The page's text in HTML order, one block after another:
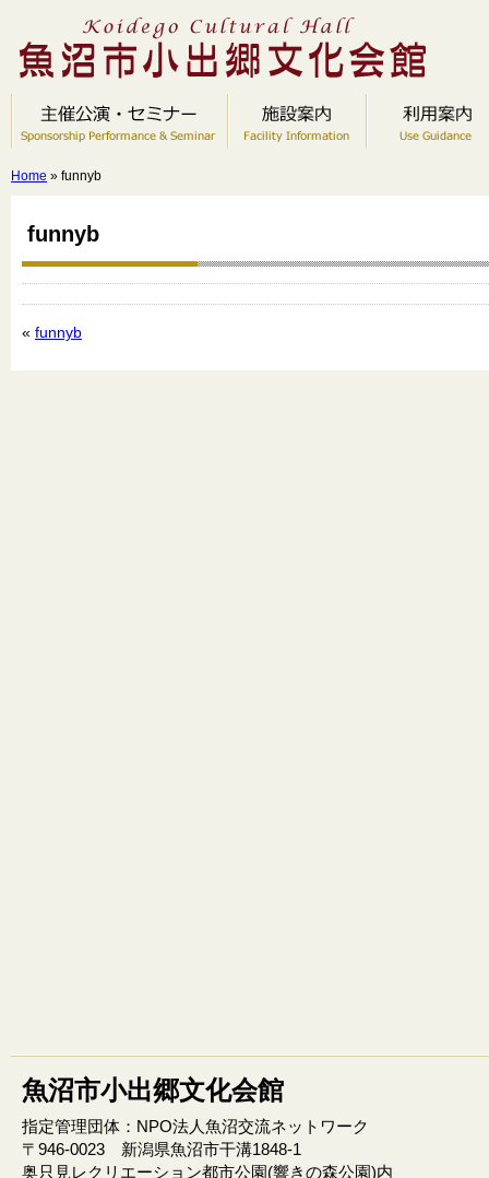
Home » funnyb
funnyb
« funnyb
魚沼市小出郷文化会館
指定管理団体：NPO法人魚沼交流ネットワーク
〒946‐0023 新潟県魚沼市干溝1848‐1
奥只見レクリエーション都市公園(響きの森公園)内